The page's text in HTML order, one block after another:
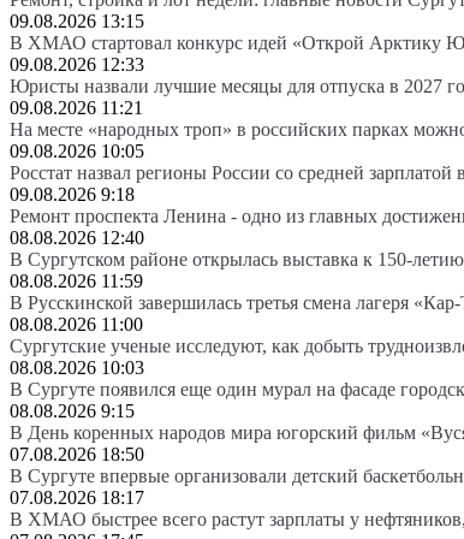
09.08.2026 13:15
В ХМАО стартовал конкурс идей «Открой Арктику
09.08.2026 12:33
Юристы назвали лучшие месяцы для отпуска в 2027
09.08.2026 11:21
На месте «народных троп» в российских парках
09.08.2026 10:05
Росстат назвал регионы России со средней
09.08.2026 9:18
Ремонт проспекта Ленина - одно из главных
08.08.2026 12:40
В Сургутском районе открылась выставка к 150-
08.08.2026 11:59
В Русскинской завершилась третья смена лагеря
08.08.2026 11:00
Сургутские ученые исследуют, как добыть
08.08.2026 10:03
В Сургуте появился еще один мурал на фасаде
08.08.2026 9:15
В День коренных народов мира югорский фильм
07.08.2026 18:50
В Сургуте впервые организовали детский
07.08.2026 18:17
В ХМАО быстрее всего растут зарплаты у